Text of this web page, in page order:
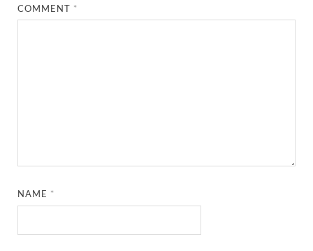
COMMENT *
NAME *